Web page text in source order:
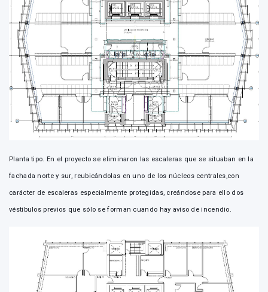
Planta tipo. En el proyecto se eliminaron las escaleras que se situaban en la
fachada norte y sur, reubicándolas en uno de los núcleos centrales,con
carácter de escaleras especialmente protegidas, creándose para ello dos
véstibulos previos que sólo se forman cuando hay aviso de incendio.